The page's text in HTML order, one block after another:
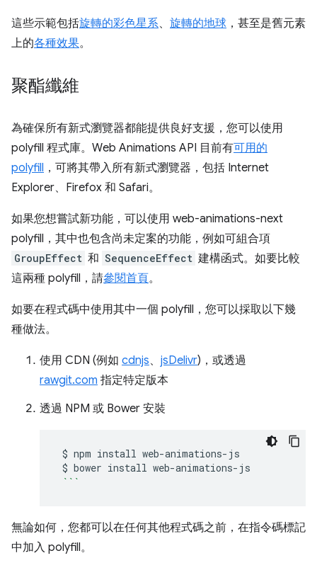
這些示範包括旋轉的彩色星系、 旋轉的地球 ，甚至是舊元素
上的各種效果。
聚酯纖維
為確保所有新式瀏覽器都能提供良好支援，您可以使用
polyfill 程式庫。Web Animations API 目前有可用的
polyfill ，可將其帶入所有新式瀏覽器，包括 Internet
Explorer、Firefox 和 Safari。
如果您想嘗試新功能，可以使用 web-animations-next
polyfill，其中也包含尚未定案的功能，例如可組合項
GroupEffect 和 SequenceEffect 建構函式。如要比較
這兩種 polyfill，請參閱首頁。
如要在程式碼中使用其中一個 polyfill，您可以採取以下幾
種做法。
使用 CDN (例如 cdnjs、 jsDelivr)，或透過
rawgit.com 指定特定版本
透過 NPM 或 Bower 安裝
$ npm install
$ bower install
```
無論如何，您都可以在任何其他程式碼之前，在指令碼標記
中加入 polyfill。